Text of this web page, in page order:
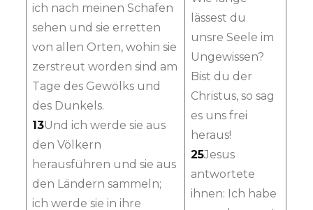
ich nach meinen Schafen
sehen und sie erretten
von allen Orten, wohin sie
zerstreut worden sind am
Tage des Gewölks und
des Dunkels.
13Und ich werde sie aus
den Völkern
herausführen und sie aus
den Ländern sammeln;
ich werde sie in ihre
lässest du
unsre Seele im
Ungewissen?
Bist du der
Christus, so sag
es uns frei
heraus!
25Jesus
antwortete
ihnen: Ich habe